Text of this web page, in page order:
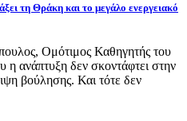
τη Θράκη και το μεγάλο ενεργειακό
Ομότιμος Καθηγητής του
δεν σκοντάφτει στην
βούλησης. Και τότε δεν